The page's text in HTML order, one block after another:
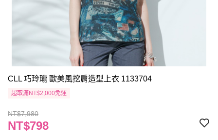
CLL 巧玲瓏 歐美風挖肩造型上衣 1133704
超取滿NT$2,000免運
NT$7,980
NT$798